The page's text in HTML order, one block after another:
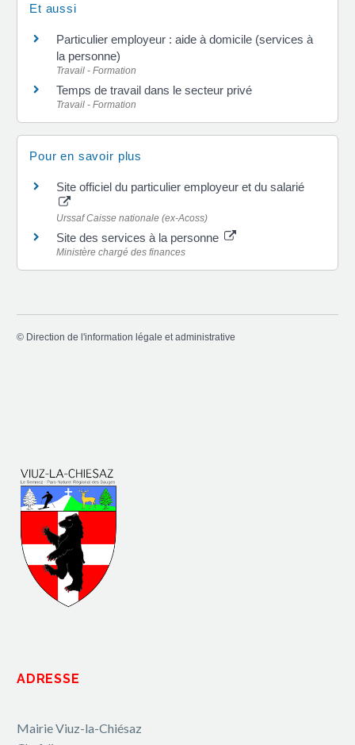
Et aussi
Particulier employeur : aide à domicile (services à
la personne)
Travail - Formation
Temps de travail dans le secteur privé
Travail - Formation
Pour en savoir plus
Site officiel du particulier employeur et du salarié
Urssaf Caisse nationale (ex-Acoss)
Site des services à la personne
Ministère chargé des finances
© Direction de l'information légale et administrative
ADRESSE
Mairie Viuz-la-Chiésaz